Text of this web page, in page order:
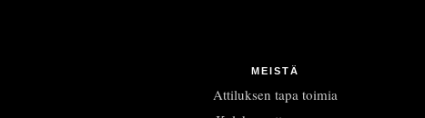
MEISTÄ
Attiluksen tapa toimia